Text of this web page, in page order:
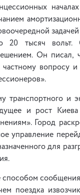
задачей
20 тысяч вольт.
Он писал,
частному вопросу
и
и рост
Город
управление
для
поездка